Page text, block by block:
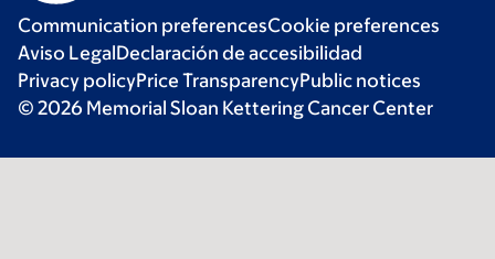
Communication preferencesCookie preferences
Aviso LegalDeclaración de accesibilidad
Privacy policyPrice TransparencyPublic notices
© 2026 Memorial Sloan Kettering Cancer Center